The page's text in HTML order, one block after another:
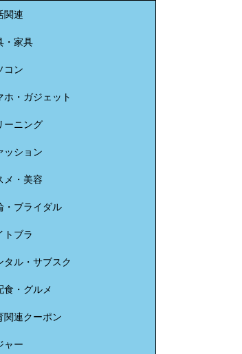
関連
・家具
コン
ホ・ガジェット
ーニング
ッション
メ・美容
・ブライダル
トブラ
タル・サブスク
食・グルメ
関連クーポン
ャー